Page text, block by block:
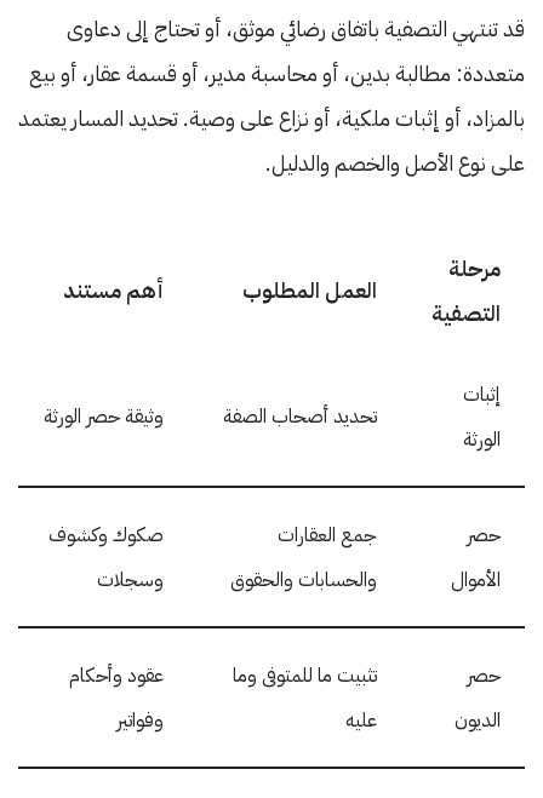
قد تنتهي التصفية باتفاق رضائي موثق، أو تحتاج إلى دعاوى
متعددة: مطالبة بدين، أو محاسبة مدير، أو قسمة عقار، أو بيع
بالمزاد، أو إثبات ملكية، أو نزاع على وصية. تحديد المسار يعتمد
على نوع الأصل والخصم والدليل.
مرحلة
التصفية
العمل المطلوب أهم مستند
إثبات
الورثة
تحديد أصحاب الصفة وثيقة حصر الورثة
حصر
الأموال
جمع العقارات
والحسابات والحقوق
صكوك وكشوف
وسجلات
حصر
الديون
تثبيت ما للمتوفى وما
عليه
عقود وأحكام
وفواتير